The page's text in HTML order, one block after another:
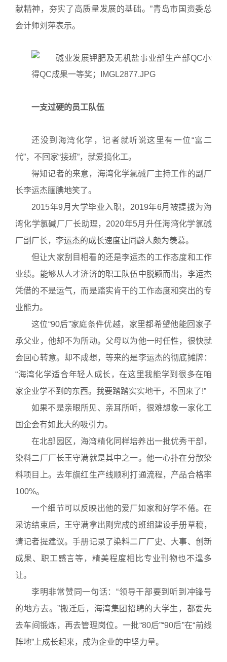
献精神，夯实了高质量发展的基础。”青岛市国资委总
会计师刘萍表示。
一支过硬的员工队伍
还没到海湾化学，记者就听说这里有一位“富二
代”，不回家“接班”，就爱搞化工。
得知记者的来意，海湾化学氯碱厂主持工作的副厂
长李运杰腼腆地笑了。
2015年9月大学毕业入职，2019年6月被提拔为海
湾化学氯碱厂厂长助理，2020年5月升任海湾化学氯碱
厂副厂长，李运杰的成长速度让同龄人颇为羡慕。
但让大家刮目相看的还是李运杰的工作态度和工作
业绩。能够从人才济济的职工队伍中脱颖而出，李运杰
凭借的不是运气，而是踏实肯干的工作态度和突出的专
业能力。
这位“90后”家庭条件优越，家里都希望他能回家子
承父业，他却不为所动。父母以为他一时任性，很快就
会回心转意。却不成想，等来的是李运杰的彻底摊牌：
“海湾化学适合年轻人成长，在这里我能学到很多在咱
家企业学不到的东西。我要踏踏实实地干，不回来了!”
如果不是亲眼所见、亲耳所听，很难想象一家化工
国企会有如此大的吸引力。
在北部园区，海湾精化同样培养出一批优秀干部，
染料二厂厂长王守满就是其中之一。他一心扑在分散染
料项目上。去年旗红生产线顺利打通流程，产品合格率
100%。
一个细节可以反映出他的爱厂如家和好学不倦。在
采访结束后，王守满拿出刚完成的班组建设手册草稿，
请记者提建议。手册记录了染料二厂厂史、大事、创新
成果、职工感言等，精美程度相比专业刊物也不遑多
让。
李明非常赞同一句话：“领导干部要到听到冲锋号
的地方去。”搬迁后，海湾集团招聘的大学生，都要先
去车间锻炼，再去管理岗位。一批“80后”“90后”在“前线
阵地”上成长起来，成为企业的中坚力量。